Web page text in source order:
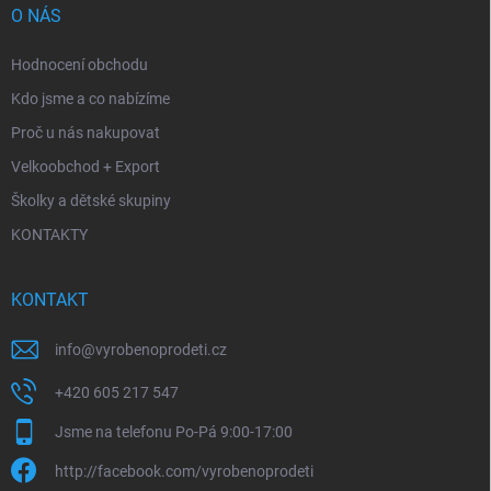
O NÁS
Hodnocení obchodu
Kdo jsme a co nabízíme
Proč u nás nakupovat
Velkoobchod + Export
Školky a dětské skupiny
KONTAKTY
KONTAKT
info@vyrobenoprodeti.cz
+420 605 217 547
Jsme na telefonu Po-Pá 9:00-17:00
http://facebook.com/vyrobenoprodeti